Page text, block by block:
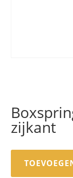
zijkant